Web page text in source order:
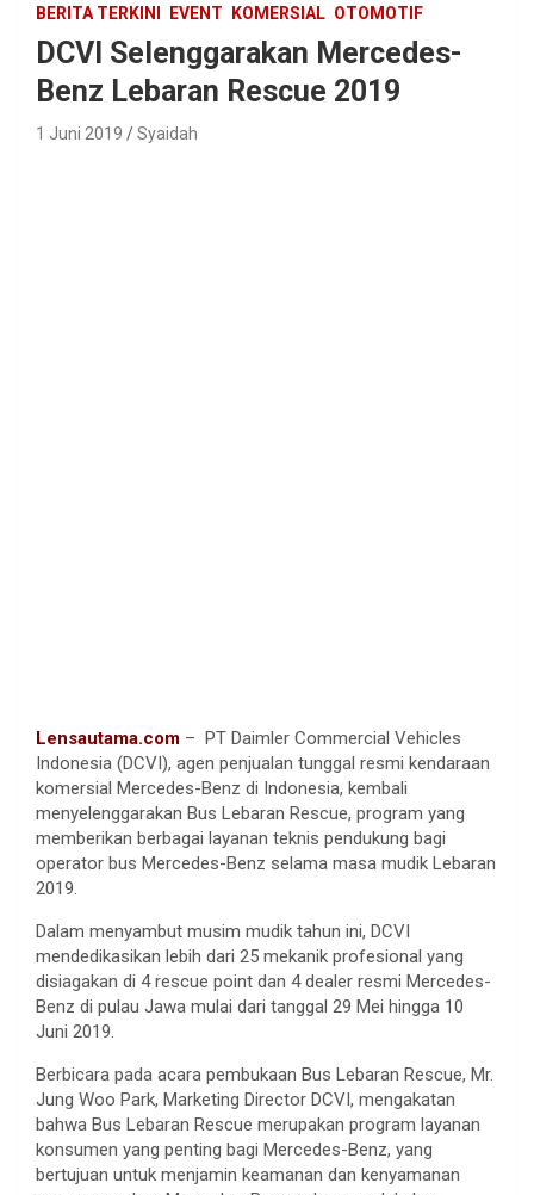
BERITA TERKINI EVENT KOMERSIAL OTOMOTIF
DCVI Selenggarakan Mercedes-
Benz Lebaran Rescue 2019
1 Juni 2019 Syaidah
Lensautama.com – PT Daimler Commercial Vehicles
Indonesia (DCVI), agen penjualan tunggal resmi kendaraan
komersial Mercedes-Benz di Indonesia, kembali
menyelenggarakan Bus Lebaran Rescue, program yang
memberikan berbagai layanan teknis pendukung bagi
operator bus Mercedes-Benz selama masa mudik Lebaran
2019.
Dalam menyambut musim mudik tahun ini, DCVI
mendedikasikan lebih dari 25 mekanik profesional yang
disiagakan di 4 rescue point dan 4 dealer resmi Mercedes-
Benz di pulau Jawa mulai dari tanggal 29 Mei hingga 10
Juni 2019.
Berbicara pada acara pembukaan Bus Lebaran Rescue, Mr.
Jung Woo Park, Marketing Director DCVI, mengakatan
bahwa Bus Lebaran Rescue merupakan program layanan
konsumen yang penting bagi Mercedes-Benz, yang
bertujuan untuk menjamin keamanan dan kenyamanan